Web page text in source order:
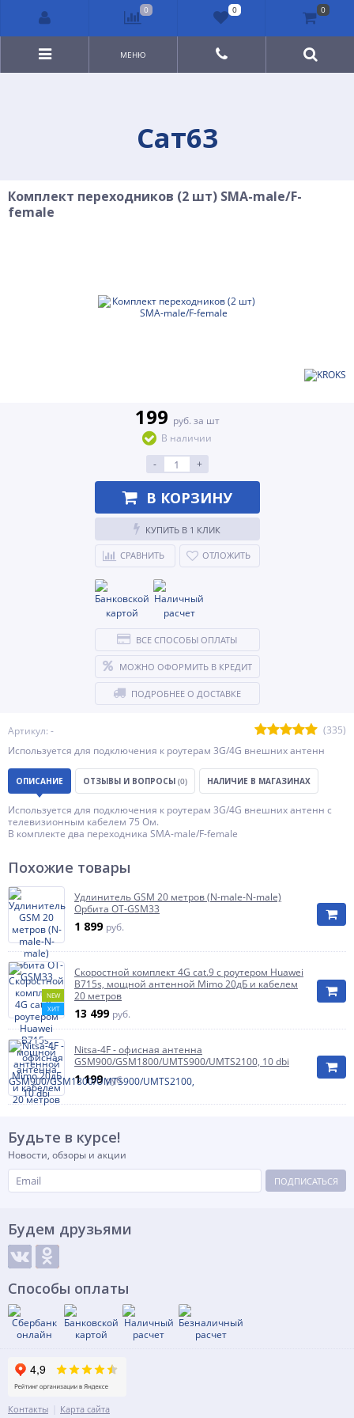
Сат63
МЕНЮ
Комплект переходников (2 шт) SMA-male/F-
female
Артикул: -
(335)
Используется для подключения к роутерам 3G/4G внешних антенн
199 руб. за шт
В наличии
-
+
В КОРЗИНУ
КУПИТЬ В 1 КЛИК
СРАВНИТЬ ОТЛОЖИТЬ
ВСЕ СПОСОБЫ ОПЛАТЫ
МОЖНО ОФОРМИТЬ В КРЕДИТ
ПОДРОБНЕЕ О ДОСТАВКЕ
ОПИСАНИЕ ОТЗЫВЫ И ВОПРОСЫ (0) НАЛИЧИЕ В МАГАЗИНАХ
Используется для подключения к роутерам 3G/4G внешних антенн с
телевизионным кабелем 75 Ом.
В комплекте два переходника SMA-male/F-female
Похожие товары
Удлинитель GSM 20 метров (N-male-N-male)
Орбита OT-GSM33
1 899 руб.
NEW
ХИТ
Скоростной комплект 4G cat.9 с роутером Huawei
B715s, мощной антенной Mimo 20дБ и кабелем
20 метров
13 499 руб.
Nitsa-4F - офисная антенна
GSM900/GSM1800/UMTS900/UMTS2100, 10 dbi
1 199руб.
Будьте в курсе!
Новости, обзоры и акции
ПОДПИСАТЬСЯ
Будем друзьями
Способы оплаты
Контакты Карта сайта
0 0 0